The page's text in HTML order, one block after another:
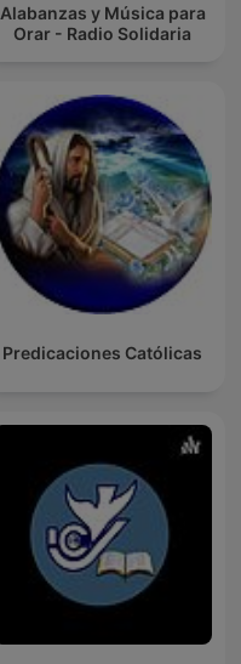
Alabanzas y Música para
Orar - Radio Solidaria
Predicaciones Católicas